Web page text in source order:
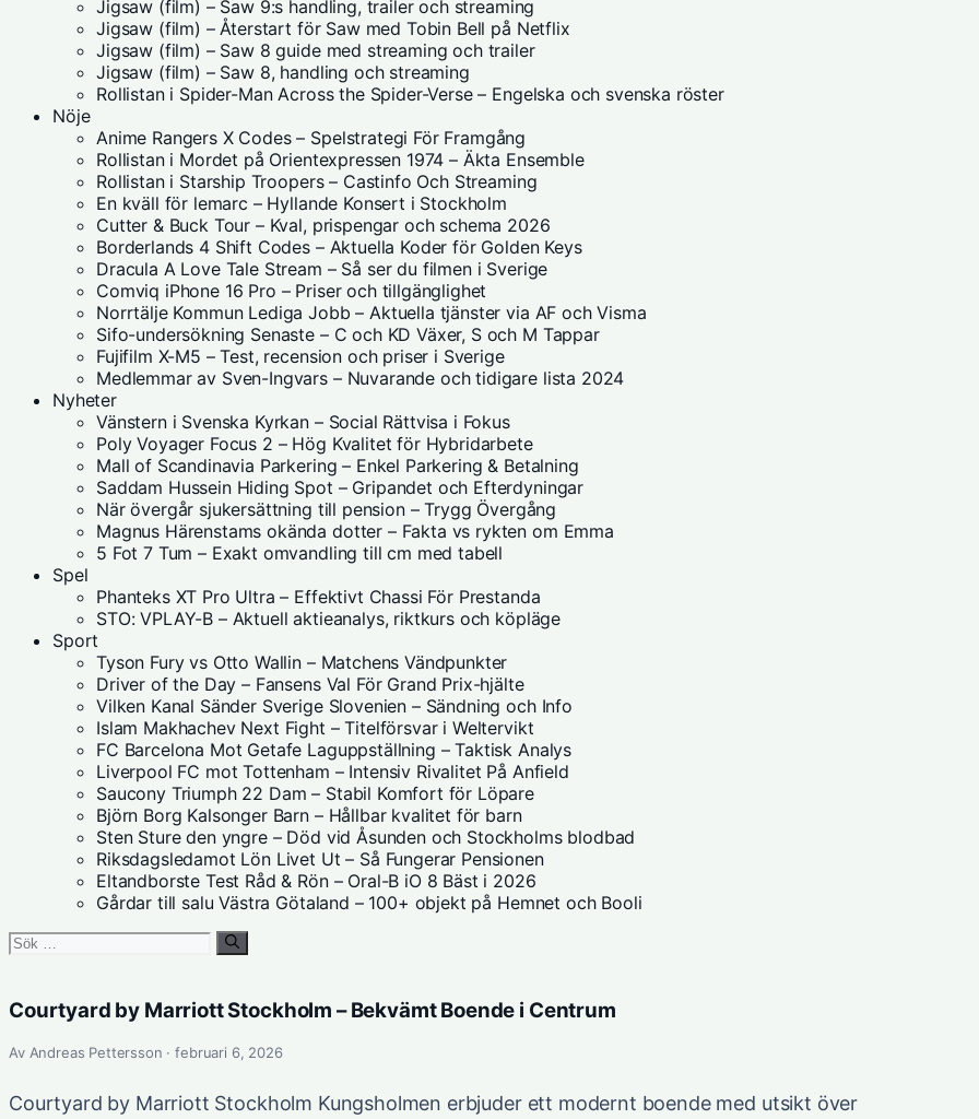
Jigsaw (film) – Saw 9:s handling, trailer och streaming
Jigsaw (film) – Återstart för Saw med Tobin Bell på Netflix
Jigsaw (film) – Saw 8 guide med streaming och trailer
Jigsaw (film) – Saw 8, handling och streaming
Rollistan i Spider-Man Across the Spider-Verse – Engelska och svenska röster
Nöje
Anime Rangers X Codes – Spelstrategi För Framgång
Rollistan i Mordet på Orientexpressen 1974 – Äkta Ensemble
Rollistan i Starship Troopers – Castinfo Och Streaming
En kväll för lemarc – Hyllande Konsert i Stockholm
Cutter & Buck Tour – Kval, prispengar och schema 2026
Borderlands 4 Shift Codes – Aktuella Koder för Golden Keys
Dracula A Love Tale Stream – Så ser du filmen i Sverige
Comviq iPhone 16 Pro – Priser och tillgänglighet
Norrtälje Kommun Lediga Jobb – Aktuella tjänster via AF och Visma
Sifo-undersökning Senaste – C och KD Växer, S och M Tappar
Fujifilm X-M5 – Test, recension och priser i Sverige
Medlemmar av Sven-Ingvars – Nuvarande och tidigare lista 2024
Nyheter
Vänstern i Svenska Kyrkan – Social Rättvisa i Fokus
Poly Voyager Focus 2 – Hög Kvalitet för Hybridarbete
Mall of Scandinavia Parkering – Enkel Parkering & Betalning
Saddam Hussein Hiding Spot – Gripandet och Efterdyningar
När övergår sjukersättning till pension – Trygg Övergång
Magnus Härenstams okända dotter – Fakta vs rykten om Emma
5 Fot 7 Tum – Exakt omvandling till cm med tabell
Spel
Phanteks XT Pro Ultra – Effektivt Chassi För Prestanda
STO: VPLAY-B – Aktuell aktieanalys, riktkurs och köpläge
Sport
Tyson Fury vs Otto Wallin – Matchens Vändpunkter
Driver of the Day – Fansens Val För Grand Prix-hjälte
Vilken Kanal Sänder Sverige Slovenien – Sändning och Info
Islam Makhachev Next Fight – Titelförsvar i Weltervikt
FC Barcelona Mot Getafe Laguppställning – Taktisk Analys
Liverpool FC mot Tottenham – Intensiv Rivalitet På Anfield
Saucony Triumph 22 Dam – Stabil Komfort för Löpare
Björn Borg Kalsonger Barn – Hållbar kvalitet för barn
Sten Sture den yngre – Död vid Åsunden och Stockholms blodbad
Riksdagsledamot Lön Livet Ut – Så Fungerar Pensionen
Eltandborste Test Råd & Rön – Oral-B iO 8 Bäst i 2026
Gårdar till salu Västra Götaland – 100+ objekt på Hemnet och Booli
Sök
Courtyard by Marriott Stockholm – Bekvämt Boende i Centrum
Av Andreas Pettersson · februari 6, 2026
Courtyard by Marriott Stockholm Kungsholmen erbjuder ett modernt boende med utsikt över